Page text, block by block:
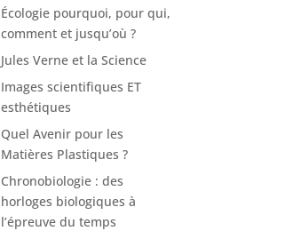
Écologie pourquoi, pour qui,
comment et jusqu’où ?
Jules Verne et la Science
Images scientifiques ET
esthétiques
Quel Avenir pour les
Matières Plastiques ?
Chronobiologie : des
horloges biologiques à
l’épreuve du temps